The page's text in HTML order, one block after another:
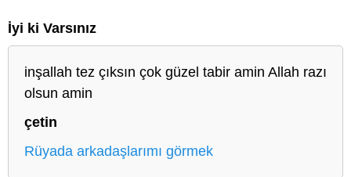
İyi ki Varsınız
inşallah tez çıksın çok güzel tabir amin Allah razı
olsun amin
çetin
Rüyada arkadaşlarımı görmek